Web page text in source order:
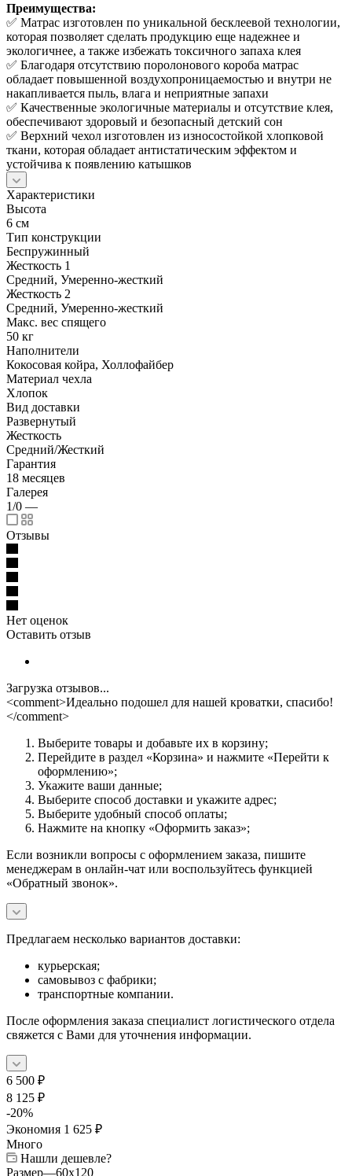
Преимущества:
✅ Матрас изготовлен по уникальной бесклеевой технологии,
которая позволяет сделать продукцию еще надежнее и
экологичнее, а также избежать токсичного запаха клея
✅ Благодаря отсутствию поролонового короба матрас
обладает повышенной воздухопроницаемостью и внутри не
накапливается пыль, влага и неприятные запахи
✅ Качественные экологичные материалы и отсутствие клея,
обеспечивают здоровый и безопасный детский сон
✅ Верхний чехол изготовлен из износостойкой хлопковой
ткани, которая обладает антистатическим эффектом и
устойчива к появлению катышков
Характеристики
Высота
6 см
Тип конструкции
Беспружинный
Жесткость 1
Средний, Умеренно-жесткий
Жесткость 2
Средний, Умеренно-жесткий
Макс. вес спящего
50 кг
Наполнители
Кокосовая койра, Холлофайбер
Материал чехла
Хлопок
Вид доставки
Развернутый
Жесткость
Средний/Жесткий
Гарантия
18 месяцев
Галерея
1/0 —
Отзывы
Нет оценок
Оставить отзыв
Загрузка отзывов...
<comment>Идеально подошел для нашей кроватки, спасибо!
</comment>
Выберите товары и добавьте их в корзину;
Перейдите в раздел «Корзина» и нажмите «Перейти к
оформлению»;
Укажите ваши данные;
Выберите способ доставки и укажите адрес;
Выберите удобный способ оплаты;
Нажмите на кнопку «Оформить заказ»;
Если возникли вопросы с оформлением заказа, пишите
менеджерам в онлайн-чат или воспользуйтесь функцией
«Обратный звонок».
Предлагаем несколько вариантов доставки:
курьерская;
самовывоз с фабрики;
транспортные компании.
После оформления заказа специалист логистического отдела
свяжется с Вами для уточнения информации.
6 500 ₽
8 125 ₽
-20%
Экономия 1 625 ₽
Много
Нашли дешевле?
Размер—60x120